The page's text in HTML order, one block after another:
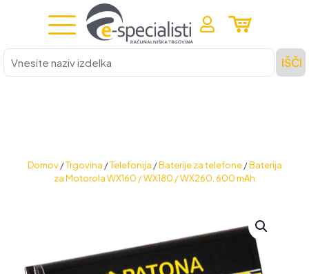
Vnesite
naziv
izdelka
IŠČI
Domov /Trgovina /Telefonija /Baterije za telefone /Baterija
za Motorola WX160 / WX180 / WX260, 600 mAh